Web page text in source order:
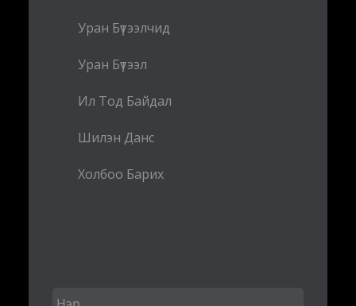
Уран Бүтээлчид
Уран Бүтээл
Ил Тод Байдал
Шилэн Данс
Холбоо Барих